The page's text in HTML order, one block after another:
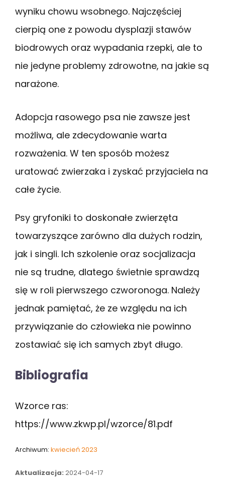
wyniku chowu wsobnego. Najczęściej
cierpią one z powodu dysplazji stawów
biodrowych oraz wypadania rzepki, ale to
nie jedyne problemy zdrowotne, na jakie są
narażone.
Adopcja rasowego psa nie zawsze jest
możliwa, ale zdecydowanie warta
rozważenia. W ten sposób możesz
uratować zwierzaka i zyskać przyjaciela na
całe życie.
Psy gryfoniki to doskonałe zwierzęta
towarzyszące zarówno dla dużych rodzin,
jak i singli. Ich szkolenie oraz socjalizacja
nie są trudne, dlatego świetnie sprawdzą
się w roli pierwszego czworonoga. Należy
jednak pamiętać, że ze względu na ich
przywiązanie do człowieka nie powinno
zostawiać się ich samych zbyt długo.
Bibliografia
Wzorce ras:
https://www.zkwp.pl/wzorce/81.pdf
Archiwum: kwiecień 2023
Aktualizacja: 2024-04-17